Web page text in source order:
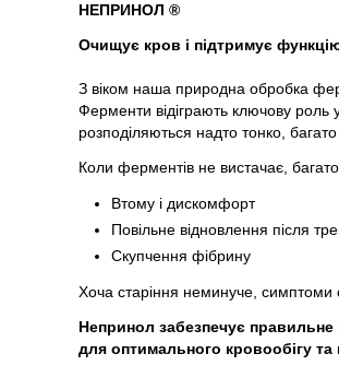
НЕПРИНОЛ ®
Очищує кров і підтримує
З віком наша природна обробка
Ферменти відіграють ключову роль
розподіляються надто тонко,
Коли ферментів не вистачає,
Втому і дискомфорт
Повільне відновлення після
Скупчення фібрину
Хоча старіння неминуче, симптоми
Непринол забезпечує правильне
для оптимального кровообігу